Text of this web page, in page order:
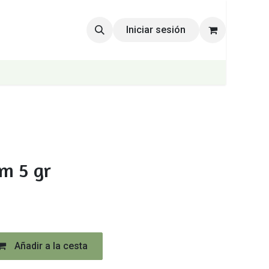
Iniciar sesión
5 gr
Añadir a la cesta